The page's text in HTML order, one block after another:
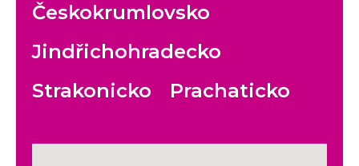
Českokrumlovsko
Jindřichohradecko
Strakonicko
Prachaticko